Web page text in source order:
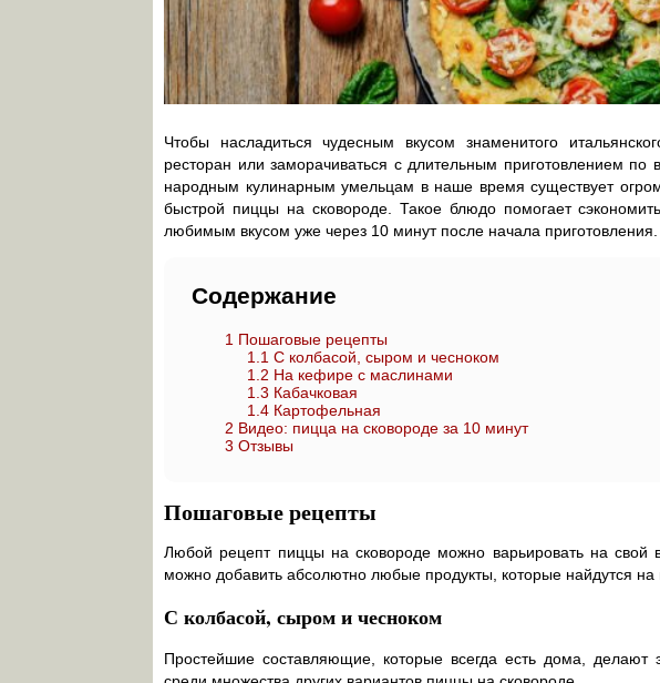
Чтобы насладиться чудесным вкусом знаменитого
ресторан или заморачиваться с длительным приготовлением
народным кулинарным умельцам в наше время существует
быстрой пиццы на сковороде. Такое блюдо помогает
любимым вкусом уже через 10 минут после начала приготовления.
Содержание
1 Пошаговые рецепты
1.1 С колбасой, сыром и чесноком
1.2 На кефире с маслинами
1.3 Кабачковая
1.4 Картофельная
2 Видео: пицца на сковороде за 10 минут
3 Отзывы
Пошаговые рецепты
Любой рецепт пиццы на сковороде можно варьировать на свой
можно добавить абсолютно любые продукты, которые найдутся на
С колбасой, сыром и чесноком
Простейшие составляющие, которые всегда есть дома,